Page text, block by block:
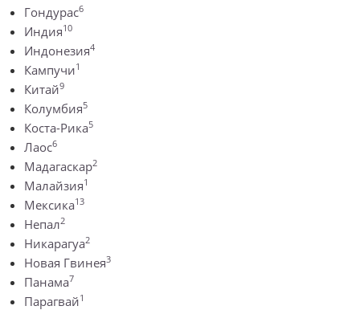
Гондурас6
Индия10
Индонезия4
Кампучи1
Китай9
Колумбия5
Коста-Рика5
Лаос6
Мадагаскар2
Малайзия1
Мексика13
Непал2
Никарагуа2
Новая Гвинея3
Панама7
Парагвай1